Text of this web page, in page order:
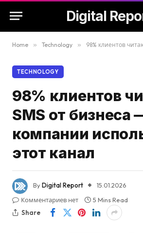
Digital
Home » Technology » 98% клиентов читают SMS от
TECHNOLOGY
98% клиентов
SMS от бизнеса
компании
этот канал
ByDigital Report
15.01.2026
Комментариев нет
5 Mins Read
Share